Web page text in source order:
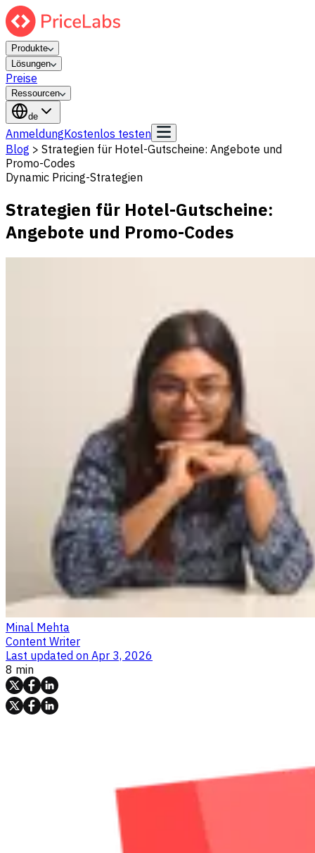
Produkte
Lösungen
Preise
Ressourcen
de
AnmeldungKostenlos testen
Blog > Strategien für Hotel-Gutscheine: Angebote und
Promo-Codes
Dynamic Pricing-Strategien
Strategien für Hotel-Gutscheine:
Angebote und Promo-Codes
Minal Mehta
Content Writer
Last updated on Apr 3, 2026
8 min